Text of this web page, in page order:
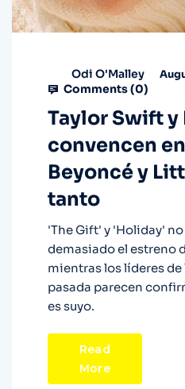
Odi O'Malley
Comments (0)
Taylor Swift y
convencen
Beyoncé y
tanto
'The Gift' y 'Holiday'
demasiado el estreno
mientras los líderes de
pasada parecen
es suyo.
Read
More